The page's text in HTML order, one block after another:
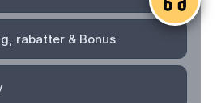
rabatter & Bonus